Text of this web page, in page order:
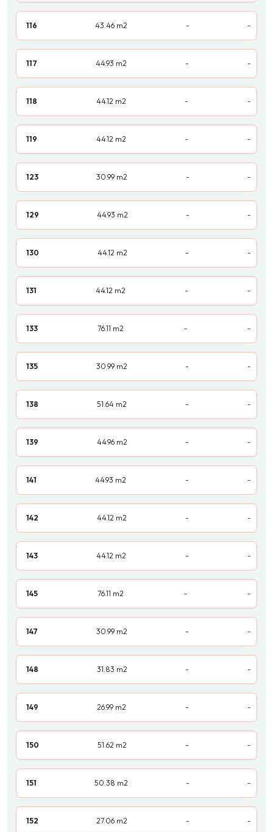
116 43.46 m2 - -
117 44.93 m2 - -
118 44.12 m2 - -
119 44.12 m2 - -
123 30.99 m2 - -
129 44.93 m2 - -
130 44.12 m2 - -
131 44.12 m2 - -
133 76.11 m2 - -
135 30.99m2 - -
138 51.64 m2 - -
139 44.96m2 - -
141 44.93 m2 - -
142 44.12 m2 - -
143 44.12 m2 - -
145 76.11 m2 - -
147 30.99m2 - -
148 31.83 m2 - -
149 26.99 m2 - -
150 51.62 m2 - -
151 50.38 m2 - -
152 27.06 m2 - -